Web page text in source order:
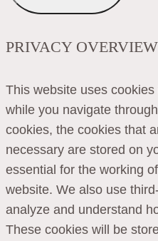
PRIVACY OVERVIEW
This website uses
while you navigate
cookies, the cookies that
necessary are stored on
essential for the working
website. We also use
analyze and understand
These cookies will be